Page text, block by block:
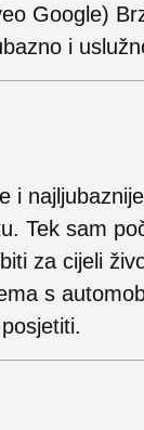
Google)
i
i
Tek sam
za cijeli
s